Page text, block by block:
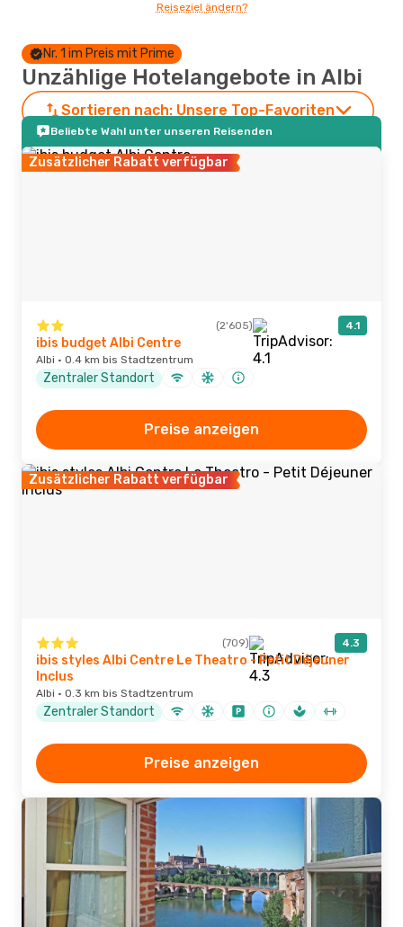
Reiseziel ändern?
Nr. 1 im Preis mit Prime
Unzählige Hotelangebote in Albi
Sortieren nach: Unsere Top-Favoriten
Beliebte Wahl unter unseren Reisenden
Zusätzlicher Rabatt verfügbar
(2'605) 4.1
ibis budget Albi Centre
Albi · 0.4 km bis Stadtzentrum
Zentraler Standort
Preise anzeigen
Zusätzlicher Rabatt verfügbar
(709) 4.3
ibis styles Albi Centre Le Theatro - Petit Déjeuner
Inclus
Albi · 0.3 km bis Stadtzentrum
Zentraler Standort
Preise anzeigen